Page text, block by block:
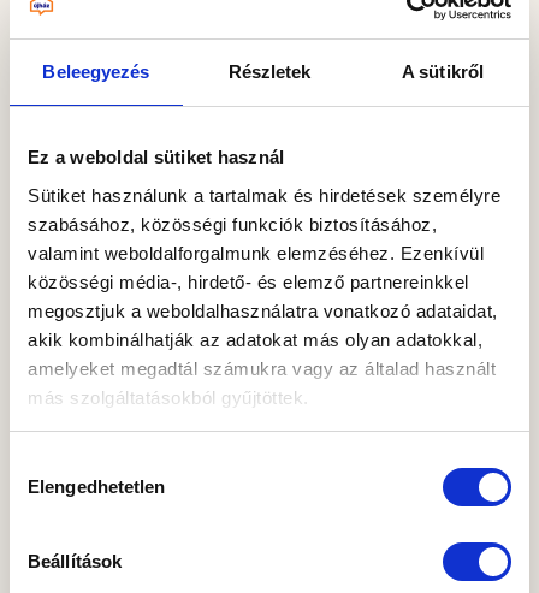
Beleegyezés Részletek A sütikről
Ez a weboldal sütiket használ
Sütiket használunk a tartalmak és hirdetések személyre
szabásához, közösségi funkciók biztosításához,
valamint weboldalforgalmunk elemzéséhez. Ezenkívül
közösségi média-, hirdető- és elemző partnereinkkel
megosztjuk a weboldalhasználatra vonatkozó adataidat,
akik kombinálhatják az adatokat más olyan adatokkal,
amelyeket megadtál számukra vagy az általad használt
más szolgáltatásokból gyűjtöttek.
megnyomásával kifejezett hozzájárulásodat adod az
összes süti futtatásához, a „Személyre szabom” gomb
használatával csak az általad kiválasztott süti kategóriák
használatához járulsz hozzá, melyekről a Részletek
kiválasztása
Elengedhetetlen
Beállítások
Felújítás
Látványos Laufen LED tükrök
A fürdőszoba az a hely, ahol a nap kezdődik és
véget ér – ezért nem mindegy, milyen
hangulatot teremtünk benne….